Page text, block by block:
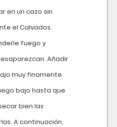
en un cazo sin
el Calvados.
fuego y
Añadir
muy finamente
bajo hasta que
bien las
A continuación,